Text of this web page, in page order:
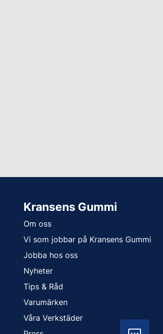
Kransens Gummi
Om oss
Vi som jobbar på Kransens Gummi
Jobba hos oss
Nyheter
Tips & Råd
Varumärken
Våra Verkstäder